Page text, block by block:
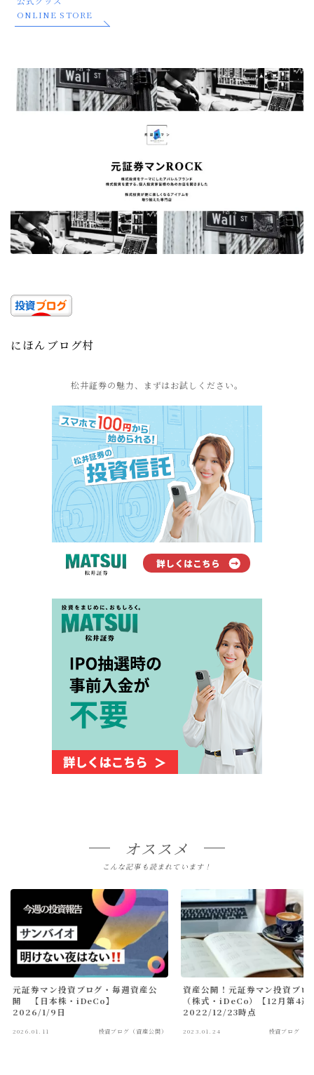
ONLINE STORE
にほんブログ村
松井証券の魅力、まずはお試しください。
オススメ
こんな記事も読まれています！
元証券マン投資ブログ・毎週資産公
開 【日本株・iDeCo】
2026/1/9日
2026.01.11 投資ブログ（資産公開）
資産公開！元証券マン投資ブロ
（株式・iDeCo）【12月第4週
2022/12/23時点
2023.01.24 投資ブログ（